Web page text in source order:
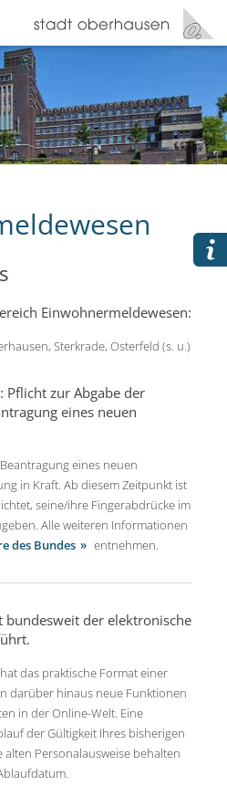
Einwohnermeldewesen:
Sterkrade, Osterfeld (s. u.)
Pflicht zur Abgabe der
eines neuen
eines neuen
in Kraft. Ab diesem Zeitpunkt ist
seine/ihre Fingerabdrücke im
Alle weiteren Informationen
des Bundes entnehmen.
bundesweit der elektronische
das praktische Format einer
darüber hinaus neue Funktionen
in der Online-Welt. Eine
der Gültigkeit Ihres bisherigen
alten Personalausweise behalten